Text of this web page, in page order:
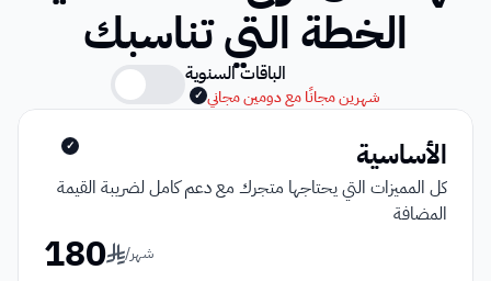
الخطة التي تناسبك
الباقات السنوية
شهرين مجانًا مع دومين مجاني ✓
الأساسية ✓
المضافة
شهر/
180